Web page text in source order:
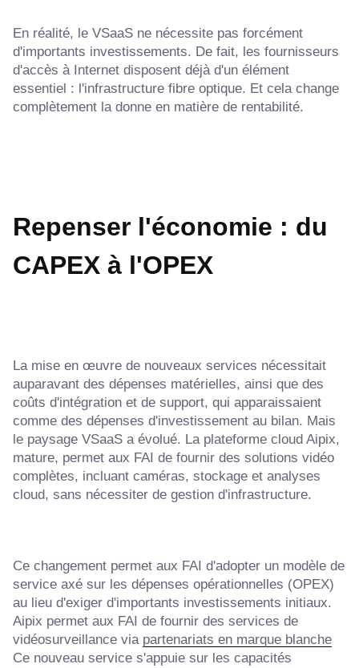
En réalité, le VSaaS ne nécessite pas forcément
d'importants investissements. De fait, les fournisseurs
d'accès à Internet disposent déjà d'un élément
essentiel : l'infrastructure fibre optique. Et cela change
complètement la donne en matière de rentabilité.
Repenser l'économie : du
CAPEX à l'OPEX
La mise en œuvre de nouveaux services nécessitait
auparavant des dépenses matérielles, ainsi que des
coûts d'intégration et de support, qui apparaissaient
comme des dépenses d'investissement au bilan. Mais
le paysage VSaaS a évolué. La plateforme cloud Aipix,
mature, permet aux FAI de fournir des solutions vidéo
complètes, incluant caméras, stockage et analyses
cloud, sans nécessiter de gestion d'infrastructure.
Ce changement permet aux FAI d'adopter un modèle de
service axé sur les dépenses opérationnelles (OPEX)
au lieu d'exiger d'importants investissements initiaux.
Aipix permet aux FAI de fournir des services de
vidéosurveillance via partenariats en marque blanche
Ce nouveau service s'appuie sur les capacités